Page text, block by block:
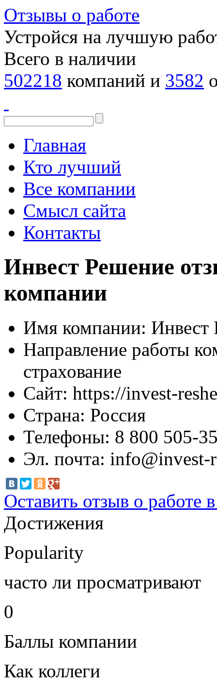
Отзывы о работе
Устройся на лучшую
Всего в наличии
502218 компаний и 3582
Главная
Кто лучший
Все компании
Смысл сайта
Контакты
Инвест Решение
компании
Имя компании: Инвест
Направление работы
страхование
Сайт: https://invest-
Страна: Россия
Телефоны: 8 800 505-
Эл. почта: info@invest-
Оставить отзыв о работе
Достижения
Popularity
часто ли просматривают
0
Баллы компании
Как коллеги